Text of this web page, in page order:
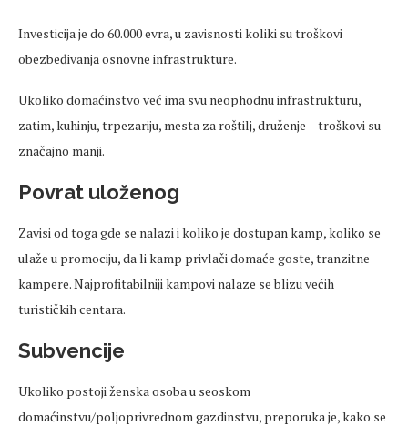
Investicija je do 60.000 evra, u zavisnosti koliki su troškovi
obezbeđivanja osnovne infrastrukture.
Ukoliko domaćinstvo već ima svu neophodnu infrastrukturu,
zatim, kuhinju, trpezariju, mesta za roštilj, druženje – troškovi su
značajno manji.
Povrat uloženog
Zavisi od toga gde se nalazi i koliko je dostupan kamp, koliko se
ulaže u promociju, da li kamp privlači domaće goste, tranzitne
kampere. Najprofitabilniji kampovi nalaze se blizu većih
turističkih centara.
Subvencije
Ukoliko postoji ženska osoba u seoskom
domaćinstvu/poljoprivrednom gazdinstvu, preporuka je, kako se